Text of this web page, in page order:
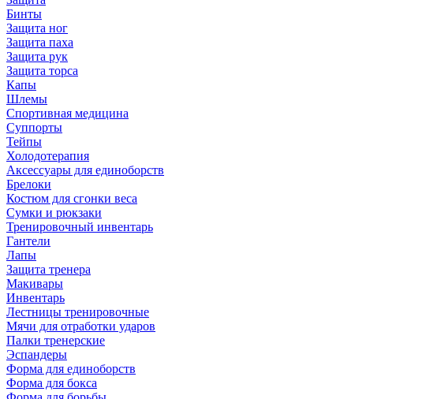
Бинты
Защита ног
Защита паха
Защита рук
Защита торса
Капы
Шлемы
Спортивная медицина
Суппорты
Тейпы
Холодотерапия
Аксессуары для единоборств
Брелоки
Костюм для сгонки веса
Сумки и рюкзаки
Тренировочный инвентарь
Гантели
Лапы
Защита тренера
Макивары
Инвентарь
Лестницы тренировочные
Мячи для отработки ударов
Палки тренерские
Эспандеры
Форма для единоборств
Форма для бокса